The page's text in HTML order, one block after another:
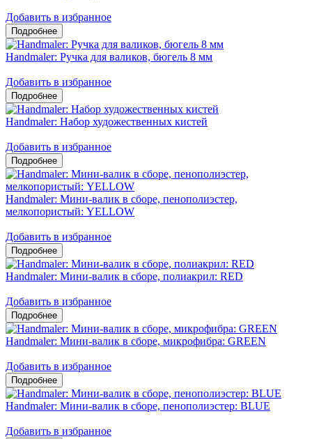
Добавить в избранное
Handmaler: Ручка для валиков, бюгель 8 мм
Добавить в избранное
Handmaler: Набор художественных кистей
Добавить в избранное
Handmaler: Мини-валик в сборе, пенополиэстер,
мелкопористый: YELLOW
Добавить в избранное
Handmaler: Мини-валик в сборе, полиакрил: RED
Добавить в избранное
Handmaler: Мини-валик в сборе, микрофибра: GREEN
Добавить в избранное
Handmaler: Мини-валик в сборе, пенополиэстер: BLUE
Добавить в избранное